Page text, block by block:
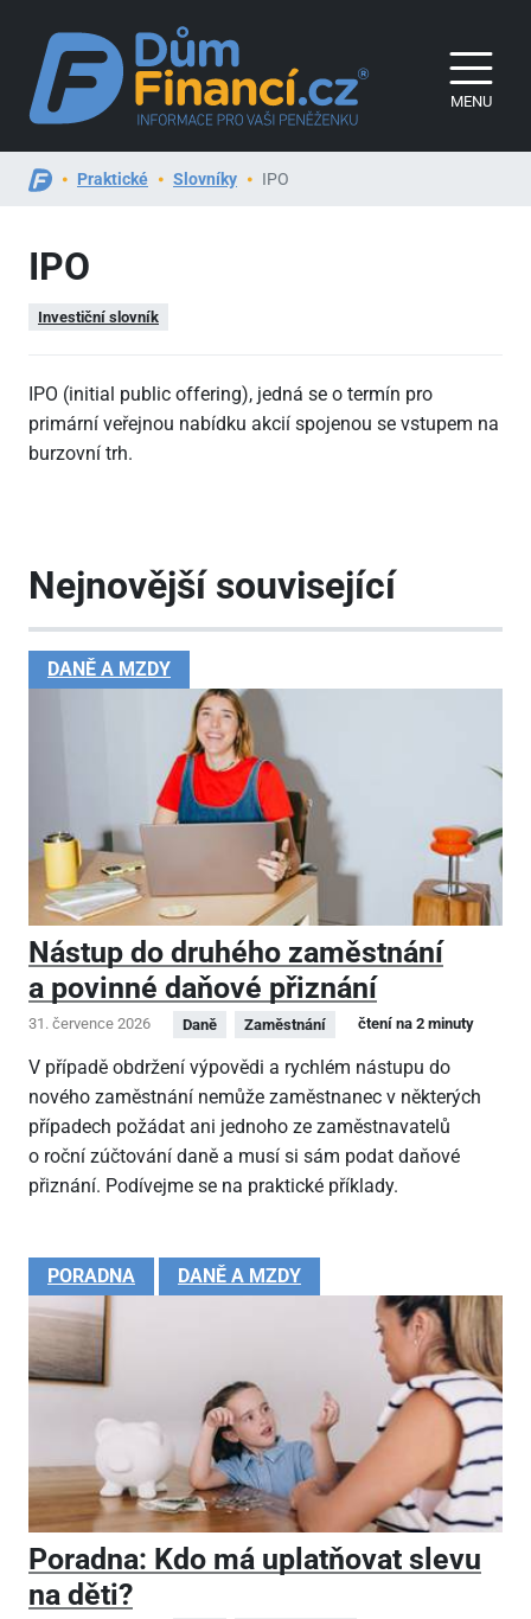
MENU
Praktické Slovníky IPO
IPO
Investiční slovník
IPO (initial public offering), jedná se o termín pro
primární veřejnou nabídku akcií spojenou se vstupem na
burzovní trh.
Nejnovější související
DANĚ A MZDY
Nástup do druhého zaměstnání
a povinné daňové přiznání
31. července 2026 Daně Zaměstnání čtení na 2 minuty
V případě obdržení výpovědi a rychlém nástupu do
nového zaměstnání nemůže zaměstnanec v některých
případech požádat ani jednoho ze zaměstnavatelů
o roční zúčtování daně a musí si sám podat daňové
přiznání. Podívejme se na praktické příklady.
PORADNA DANĚ A MZDY
Poradna: Kdo má uplatňovat slevu
na děti?